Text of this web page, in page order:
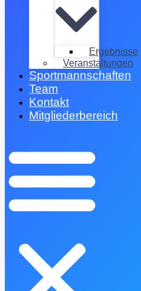
Ergebnisse
Veranstaltungen
Sportmannschaften
Team
Kontakt
Mitgliederbereich